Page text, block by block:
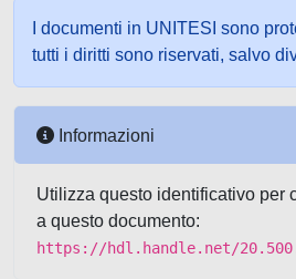
I documenti in UNITESI sono
tutti i diritti sono riservati, salvo
Informazioni
Utilizza questo identificativo per
a questo documento:
https://hdl.handle.net/